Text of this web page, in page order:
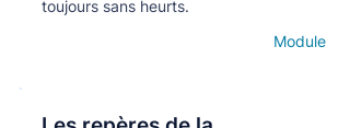
toujours sans heurts.
Module